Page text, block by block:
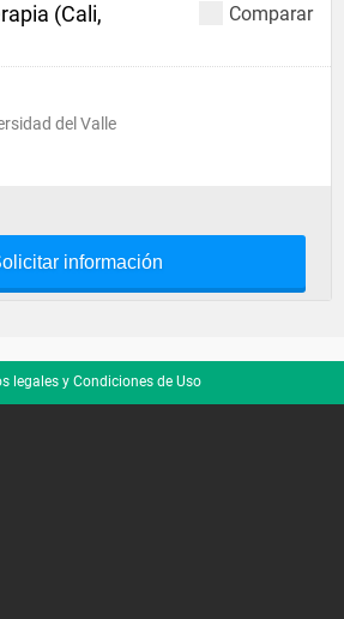
Comparar
(Cali,
del Valle
información
legales y Condiciones de Uso